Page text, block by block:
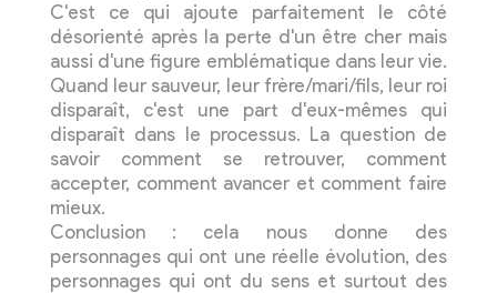
C'est ce qui ajoute parfaitement le côté
désorienté après la perte d'un être cher mais
aussi d'une figure emblématique dans leur vie.
Quand leur sauveur, leur frère/mari/fils, leur roi
disparaît, c'est une part d'eux-mêmes qui
disparaît dans le processus. La question de
savoir comment se retrouver, comment
accepter, comment avancer et comment faire
mieux.
Conclusion : cela nous donne des
personnages qui ont une réelle évolution, des
personnages qui ont du sens et surtout des